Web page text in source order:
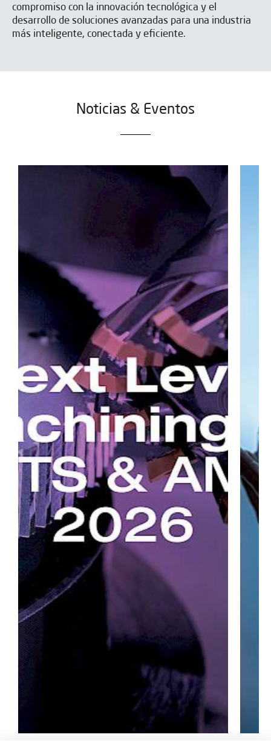
compromiso con la innovación tecnológica y el
desarrollo de soluciones avanzadas para una industria
más inteligente, conectada y eficiente.
Noticias & Eventos